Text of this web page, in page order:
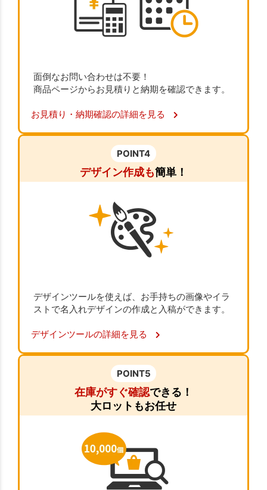
面倒なお問い合わせは不要！
商品ページからお見積りと納期を確認できます。
お見積り・納期確認の詳細を見る
POINT4
デザイン作成も簡単！
デザインツールを使えば、お手持ちの画像やイラ
ストで名入れデザインの作成と入稿ができます。
デザインツールの詳細を見る
POINT5
在庫がすぐ確認できる！
大ロットもお任せ